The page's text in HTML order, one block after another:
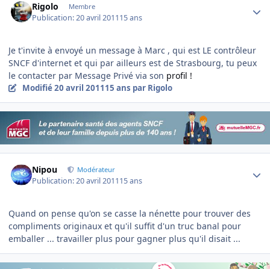
Rigolo Membre
Publication:20 avril 201115 ans
Je t'invite à envoyé un message à Marc , qui est LE contrôleur
SNCF d'internet et qui par ailleurs est de Strasbourg, tu peux
le contacter par Message Privé via son profil !
Modifié20 avril 201115 ans par Rigolo
Nipou Modérateur
Publication:20 avril 201115 ans
Quand on pense qu'on se casse la nénette pour trouver des
compliments originaux et qu'il suffit d'un truc banal pour
emballer ... travailler plus pour gagner plus qu'il disait ...